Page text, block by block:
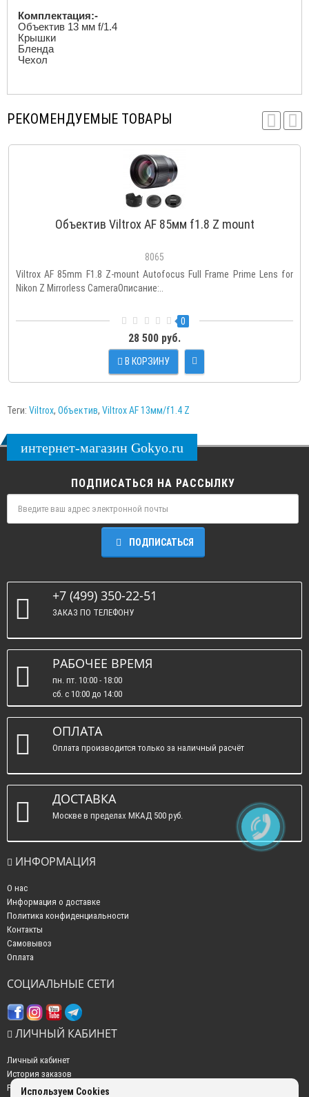
Комплектация:-
Объектив 13 мм f/1.4
Крышки
Бленда
Чехол
РЕКОМЕНДУЕМЫЕ ТОВАРЫ
Объектив Viltrox AF 85мм f1.8 Z mount
8065
Viltrox AF 85mm F1.8 Z-mount Autofocus Full Frame Prime Lens for
Nikon Z Mirrorless CameraОписание:..
0
28 500 руб.
В КОРЗИНУ
Теги: Viltrox, Объектив, Viltrox AF 13мм/f1.4 Z
интернет-магазин Gokyo.ru
ПОДПИСАТЬСЯ НА РАССЫЛКУ
ПОДПИСАТЬСЯ
+7 (499) 350-22-51
ЗАКАЗ ПО ТЕЛЕФОНУ
РАБОЧЕЕ ВРЕМЯ
пн. пт. 10:00 - 18:00
сб. c 10:00 до 14:00
вс. : выходные.
ОПЛАТА
Оплата производится только за наличный расчёт
ДОСТАВКА
Москве в пределах МКАД 500 руб.
ИНФОРМАЦИЯ
О нас
Информация о доставке
Политика конфиденциальности
Контакты
Самовывоз
Оплата
СОЦИАЛЬНЫЕ СЕТИ
ЛИЧНЫЙ КАБИНЕТ
Личный кабинет
История заказов
Рассылка новостей
Используем Cookies